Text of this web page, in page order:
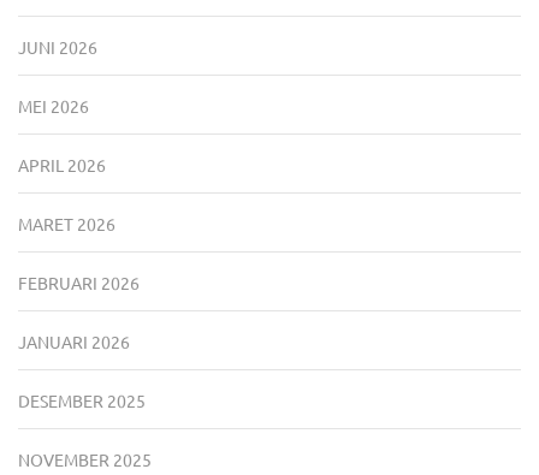
JUNI 2026
MEI 2026
APRIL 2026
MARET 2026
FEBRUARI 2026
JANUARI 2026
DESEMBER 2025
NOVEMBER 2025